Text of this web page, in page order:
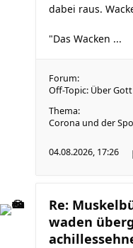
dabei raus.
"Das Wacken ...
Forum:
Off-Topic: Über
Thema:
Corona und der
04.08.2026, 17:26
Re:
waden